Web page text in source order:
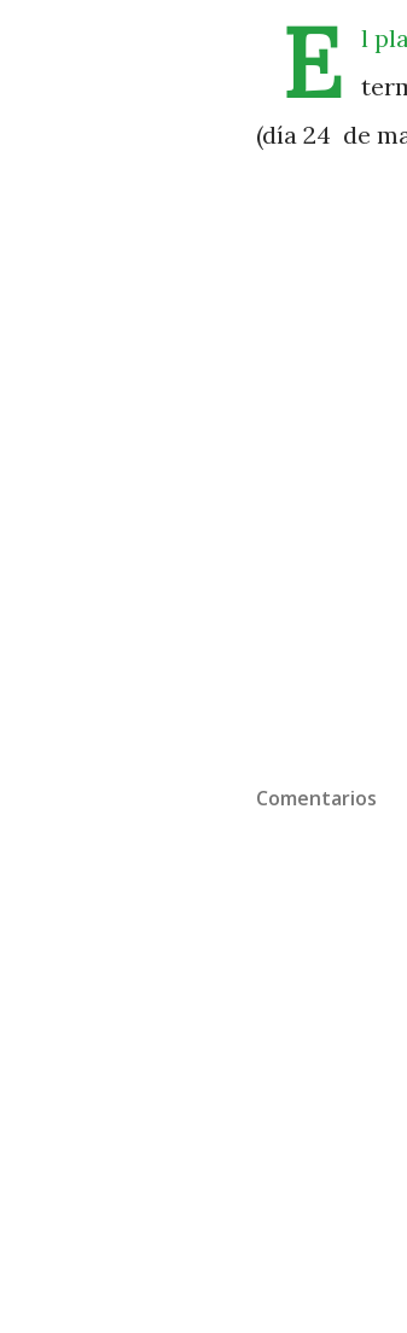
E
l
(día 24 de
Comentarios